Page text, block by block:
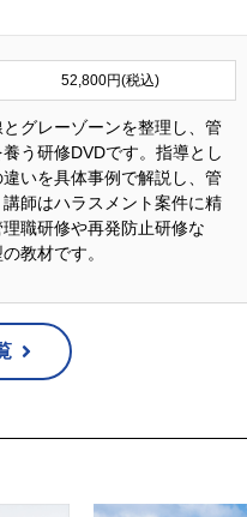
コンピューターにクッキーと
お客様の利便性の向上を目的
privacypolicy/
52,800円(税込)
グレーゾーンを整理し、管
う研修DVDです。指導とし
いを具体事例で解説し、管
師はハラスメント案件に精
職研修や再発防止研修な
教材です。